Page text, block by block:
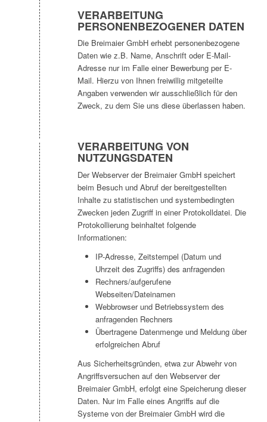
VERARBEITUNG
PERSONENBEZOGENER DATEN
Die Breimaier GmbH erhebt personenbezogene
Daten wie z.B. Name, Anschrift oder E-Mail-
Adresse nur im Falle einer Bewerbung per E-
Mail. Hierzu von Ihnen freiwillig mitgeteilte
Angaben verwenden wir ausschließlich für den
Zweck, zu dem Sie uns diese überlassen haben.
VERARBEITUNG VON
NUTZUNGSDATEN
Der Webserver der Breimaier GmbH speichert
beim Besuch und Abruf der bereitgestellten
Inhalte zu statistischen und systembedingten
Zwecken jeden Zugriff in einer Protokolldatei. Die
Protokollierung beinhaltet folgende
Informationen:
IP-Adresse, Zeitstempel (Datum und
Uhrzeit des Zugriffs) des anfragenden
Rechners/aufgerufene
Webseiten/Dateinamen
Webbrowser und Betriebssystem des
anfragenden Rechners
Übertragene Datenmenge und Meldung über
erfolgreichen Abruf
Aus Sicherheitsgründen, etwa zur Abwehr von
Angriffsversuchen auf den Webserver der
Breimaier GmbH, erfolgt eine Speicherung dieser
Daten. Nur im Falle eines Angriffs auf die
Systeme von der Breimaier GmbH wird die